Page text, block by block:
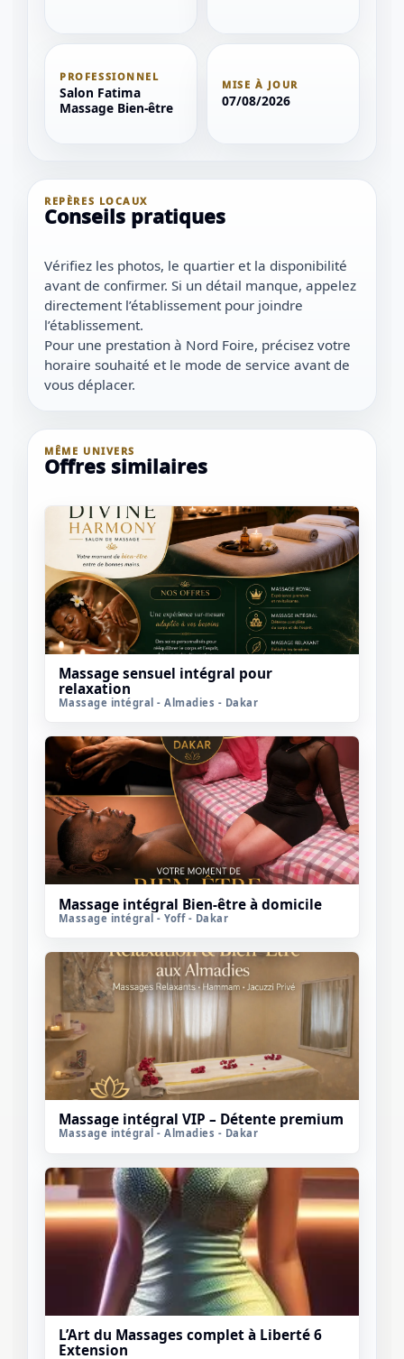
PROFESSIONNEL
Salon Fatima
Massage Bien-être
MISE À JOUR
07/08/2026
REPÈRES LOCAUX
Conseils pratiques
Vérifiez les photos, le quartier et la disponibilité
avant de confirmer. Si un détail manque, appelez
directement l’établissement pour joindre
l’établissement.
Pour une prestation à Nord Foire, précisez votre
horaire souhaité et le mode de service avant de
vous déplacer.
MÊME UNIVERS
Offres similaires
Massage intégral - Almadies - Dakar
Massage sensuel intégral pour
relaxation
Massage intégral - Yoff - Dakar
Massage intégral Bien-être à domicile
Massage intégral - Almadies - Dakar
Massage intégral VIP – Détente premium
L’Art du Massages complet à Liberté 6
Extension
1 / 1
＋
⛶↓✕